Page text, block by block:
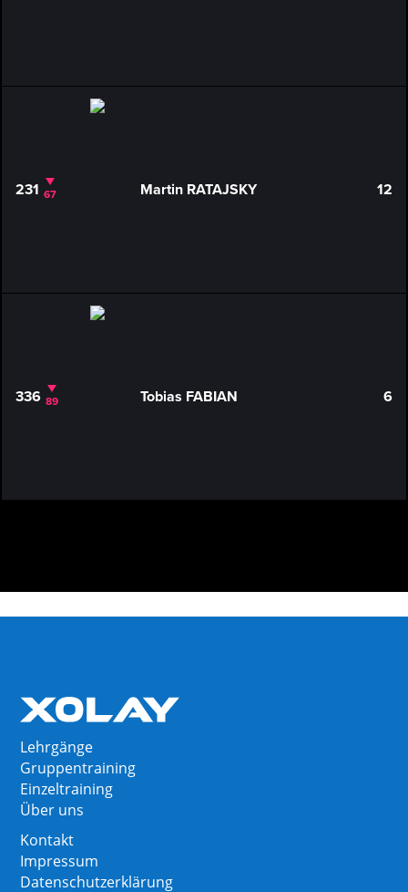
231 67 Martin RATAJSKY 12
336 89 Tobias FABIAN 6
Lehrgänge
Gruppentraining
Einzeltraining
Über uns
Kontakt
Impressum
Datenschutzerklärung